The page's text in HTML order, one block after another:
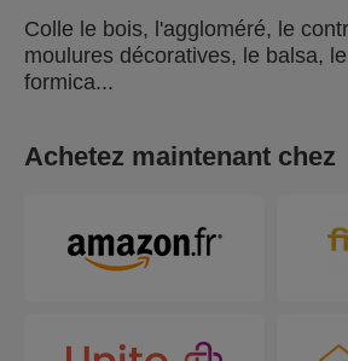
Colle le bois, l'aggloméré, le
moulures décoratives, le balsa,
formica...
Achetez maintenant chez